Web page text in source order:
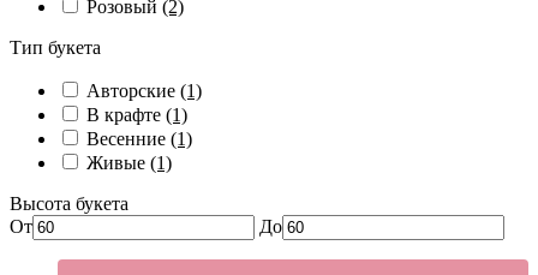
Розовый (2)
Тип букета
Авторские (1)
В крафте (1)
Весенние (1)
Живые (1)
Высота букета
От
До